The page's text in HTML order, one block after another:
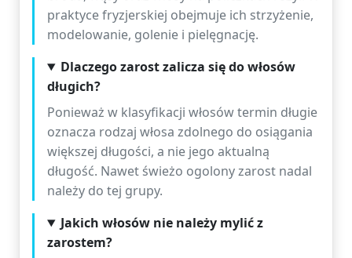
praktyce fryzjerskiej obejmuje ich strzyżenie,
modelowanie, golenie i pielęgnację.
Dlaczego zarost zalicza się do włosów
długich?
Ponieważ w klasyfikacji włosów termin długie
oznacza rodzaj włosa zdolnego do osiągania
większej długości, a nie jego aktualną
długość. Nawet świeżo ogolony zarost nadal
należy do tej grupy.
Jakich włosów nie należy mylić z
zarostem?